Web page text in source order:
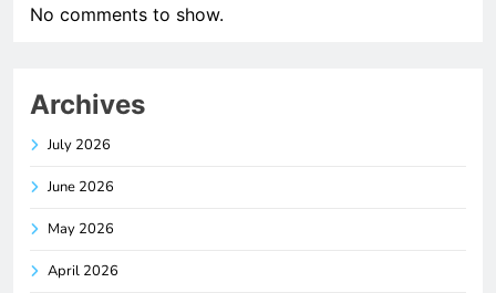
No comments to show.
Archives
July 2026
June 2026
May 2026
April 2026